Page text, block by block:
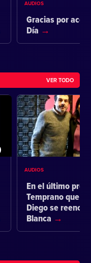
AUDIOS
Gracias por
Día
VER TODO
AUDIOS
En el último
Temprano que
Diego se
Blanca